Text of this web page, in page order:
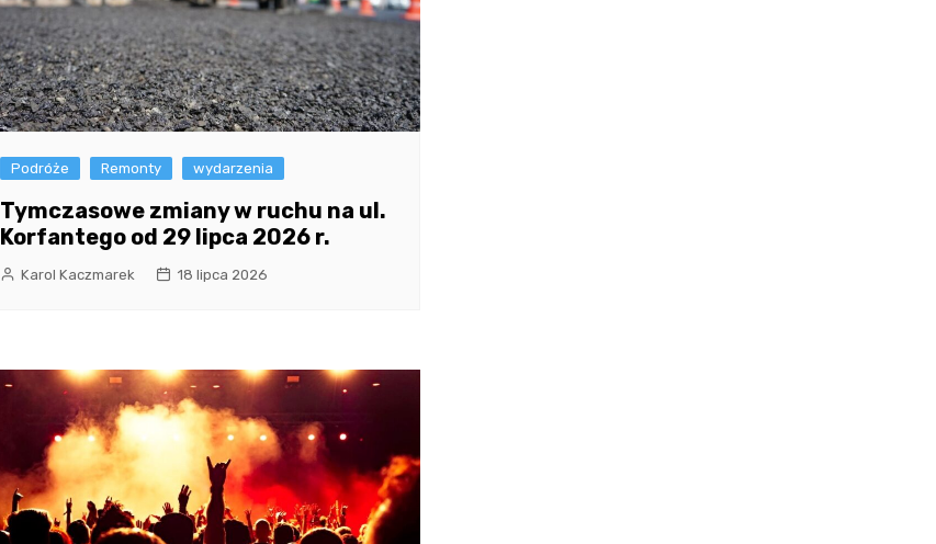
Podróże Remonty wydarzenia
Tymczasowe zmiany w ruchu na ul.
Korfantego od 29 lipca 2026 r.
Karol Kaczmarek 18 lipca 2026